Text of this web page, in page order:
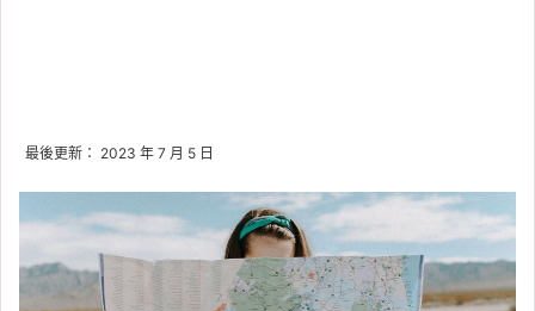
最後更新： 2023 年 7 月 5 日